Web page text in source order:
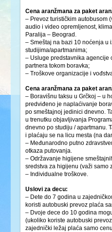
Cena aranžmana za paket
– Prevoz turističkim autobusom
audio i video opremljenost,
Paralija – Beograd.
– Smeštaj na bazi 10 noćenja u
studijima/apartmanima;
– Usluge predstavnika
partnera tokom boravka;
– Troškove organizacije i
Cena aranžmana za paket
– Boravišnu taksu u Grčkoj – u
predviđeno je naplaćivanje
po smeštajnoj jedinici dnevno.
u trenutku objavljivanja
dnevno po studiju / apartmanu.
i plaćaju se na licu mesta (na
– Međunarodno putno
otkaza putovanja.
– Održavanje higijene
sredstva za higijenu (važi samo
– Individualne troškove.
Uslovi za decu:
– Dete do 7 godina u
koristi autobuski prevoz plaća
– Dvoje dece do 10 godina
(ukoliko koriste autobuski
zajednički ležaj plaća samo